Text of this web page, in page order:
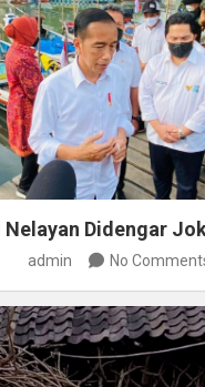
Didengar
admin No